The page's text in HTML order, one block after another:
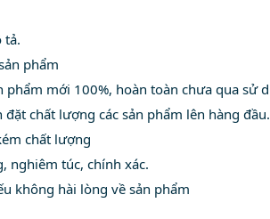
tả.
phẩm
phẩm mới 100%, hoàn toàn chưa qua sử
chất lượng các sản phẩm lên hàng đầu.
chất lượng
nghiêm túc, chính xác.
không hài lòng về sản phẩm